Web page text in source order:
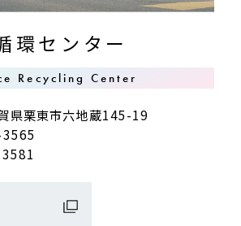
環センター
Recycling Center
県栗東市六地蔵145-19
3565